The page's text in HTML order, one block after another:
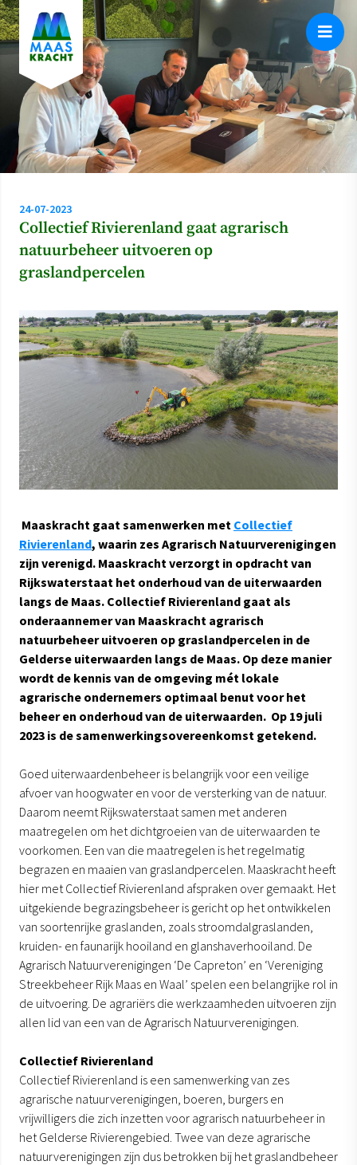
24-07-2023
Collectief Rivierenland gaat agrarisch
natuurbeheer uitvoeren op
graslandpercelen
Maaskracht gaat samenwerken met Collectief
Rivierenland, waarin zes Agrarisch Natuurverenigingen
zijn verenigd. Maaskracht verzorgt in opdracht van
Rijkswaterstaat het onderhoud van de uiterwaarden
langs de Maas. Collectief Rivierenland gaat als
onderaannemer van Maaskracht agrarisch
natuurbeheer uitvoeren op graslandpercelen in de
Gelderse uiterwaarden langs de Maas. Op deze manier
wordt de kennis van de omgeving mét lokale
agrarische ondernemers optimaal benut voor het
beheer en onderhoud van de uiterwaarden. Op 19 juli
2023 is de samenwerkingsovereenkomst getekend.
Goed uiterwaardenbeheer is belangrijk voor een veilige
afvoer van hoogwater en voor de versterking van de natuur.
Daarom neemt Rijkswaterstaat samen met anderen
maatregelen om het dichtgroeien van de uiterwaarden te
voorkomen. Een van die maatregelen is het regelmatig
begrazen en maaien van graslandpercelen. Maaskracht heeft
hier met Collectief Rivierenland afspraken over gemaakt. Het
uitgekiende begrazingsbeheer is gericht op het ontwikkelen
van soortenrijke graslanden, zoals stroomdalgraslanden,
kruiden- en faunarijk hooiland en glanshaverhooiland. De
Agrarisch Natuurverenigingen ‘De Capreton’ en ‘Vereniging
Streekbeheer Rijk Maas en Waal’ spelen een belangrijke rol in
de uitvoering. De agrariërs die werkzaamheden uitvoeren zijn
allen lid van een van de Agrarisch Natuurverenigingen.
Collectief Rivierenland
Collectief Rivierenland is een samenwerking van zes
agrarische natuurverenigingen, boeren, burgers en
vrijwilligers die zich inzetten voor agrarisch natuurbeheer in
het Gelderse Rivierengebied. Twee van deze agrarische
natuurverenigingen zijn dus betrokken bij het graslandbeheer